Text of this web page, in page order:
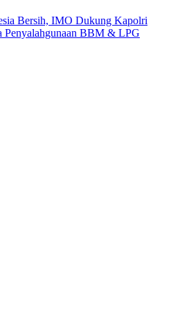
Bersih, IMO Dukung Kapolri
Penyalahgunaan BBM & LPG